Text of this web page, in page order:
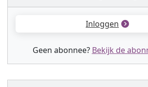
Inloggen
Geen abonnee? Bekijk de